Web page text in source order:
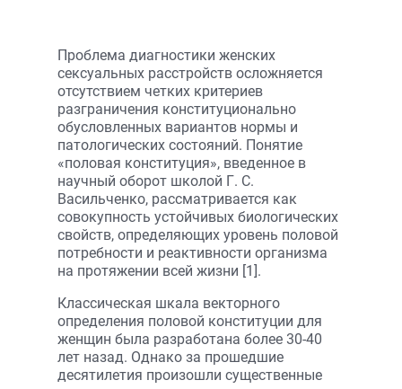
Проблема диагностики женских
сексуальных расстройств осложняется
отсутствием четких критериев
разграничения конституционально
обусловленных вариантов нормы и
патологических состояний. Понятие
«половая конституция», введенное в
научный оборот школой Г. С.
Васильченко, рассматривается как
совокупность устойчивых биологических
свойств, определяющих уровень половой
потребности и реактивности организма
на протяжении всей жизни [1].
Классическая шкала векторного
определения половой конституции для
женщин была разработана более 30-40
лет назад. Однако за прошедшие
десятилетия произошли существенные